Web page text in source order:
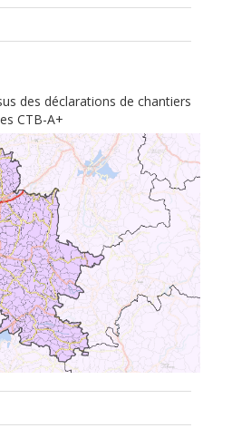
des déclarations de chantiers
CTB-A+